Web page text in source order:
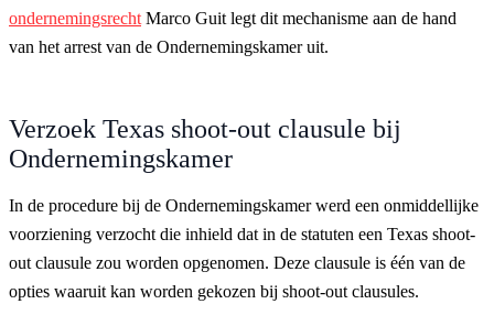
ondernemingsrecht Marco Guit legt dit mechanisme aan de hand
van het arrest van de Ondernemingskamer uit.
Verzoek Texas shoot-out clausule bij
Ondernemingskamer
In de procedure bij de Ondernemingskamer werd een onmiddellijke
voorziening verzocht die inhield dat in de statuten een Texas shoot-
out clausule zou worden opgenomen. Deze clausule is één van de
opties waaruit kan worden gekozen bij shoot-out clausules.